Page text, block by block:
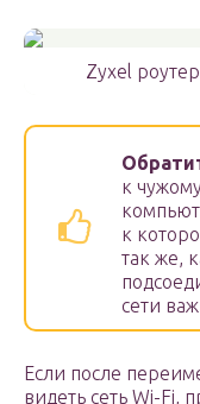
Zyxel
к
к
так же,
сети
Если после
видеть сеть Wi-Fi,